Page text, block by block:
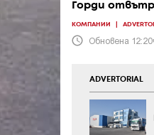
Горди
КОМПАНИИ
Обновена
ADVERTORIAL